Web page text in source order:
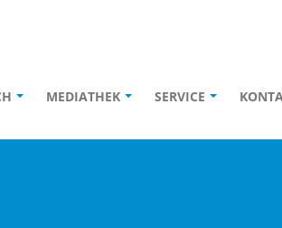
MEDIATHEK SERVICE